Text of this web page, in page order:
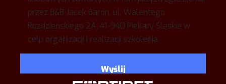
przez B&B Jacek Baron, ul. Walentego
Roździeńskiego 2A, 41-940 Piekary Śląskie w
celu organizacji i realizacji szkolenia.